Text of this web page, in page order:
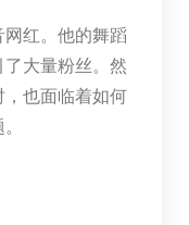
红。他的舞蹈
大量粉丝。然
也面临着如何